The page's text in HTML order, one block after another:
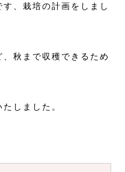
、栽培の計画をしまし
秋まで収穫できるため
しました。